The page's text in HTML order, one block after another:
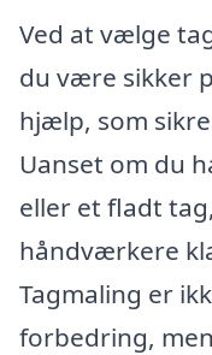
Ved at vælge
du være sikker
hjælp, som
Uanset om du
eller et fladt
håndværkere
Tagmaling er
forbedring,